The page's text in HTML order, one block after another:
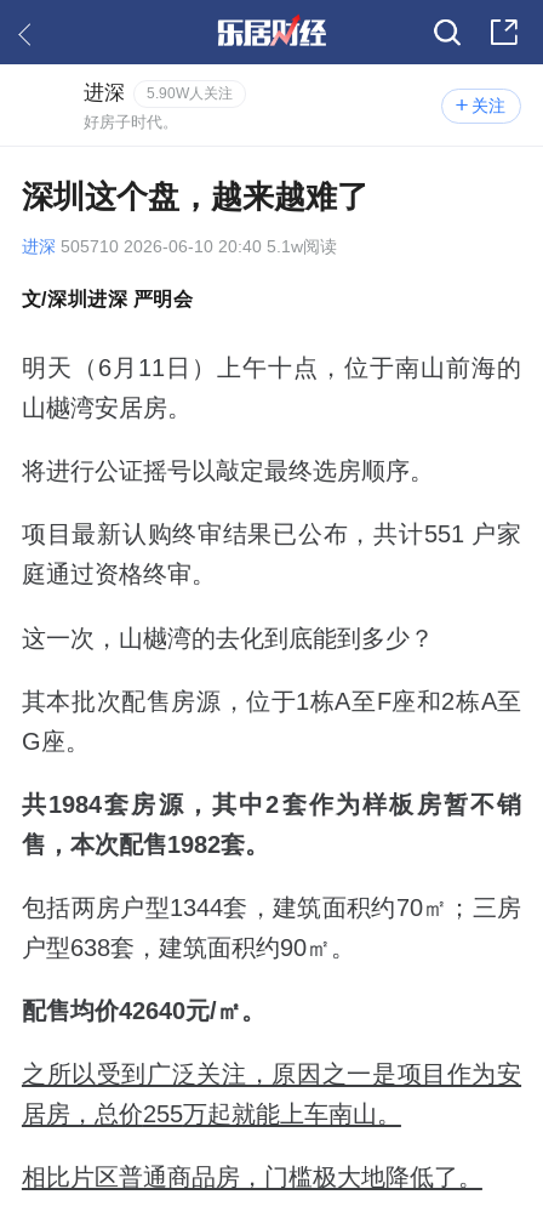
关注
进深 5.90W人关注
好房子时代。
深圳这个盘，越来越难了
进深 505710 2026-06-10 20:40 5.1w阅读
文/深圳进深 严明会
明天（ 6月 11 日）上午十点，位于南山前海的
山樾湾安居房。
将进行公证摇号以敲定最终选房顺序。
项目最新认购终审结果已公布，共计551 户家
庭通过资格终审。
这一次，山樾湾的去化到底能到多少？
其本批次配售房源，位于1栋A至F座和2栋A至
G座。
共1984套房源，其中2套作为样板房暂不销
售，本次配售1982套。
包括两房户型1344套，建筑面积约70㎡ ； 三房
户型638套，建筑面积约90㎡。
配售均价42640元/㎡。
之所以受到广泛关注，原因之一是项目作为安
居房，总价255万起就能上车南山。
相比片区普通商品房，门槛极大地降低了。